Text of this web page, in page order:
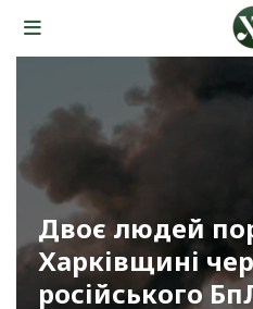
Двоє людей
Харківщині
російського